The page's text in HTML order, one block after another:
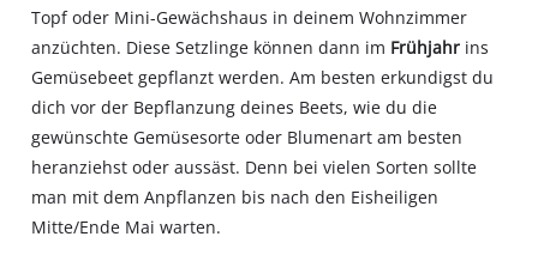
Topf oder Mini-Gewächshaus in deinem Wohnzimmer
anzüchten. Diese Setzlinge können dann im Frühjahr ins
Gemüsebeet gepflanzt werden. Am besten erkundigst du
dich vor der Bepflanzung deines Beets, wie du die
gewünschte Gemüsesorte oder Blumenart am besten
heranziehst oder aussäst. Denn bei vielen Sorten sollte
man mit dem Anpflanzen bis nach den Eisheiligen
Mitte/Ende Mai warten.